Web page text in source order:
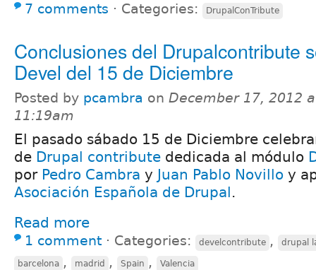
7 comments ⋅ Categories: DrupalConTribute
Conclusiones del Drupalcontribute
Devel del 15 de Diciembre
Posted by pcambra on December 17, 2012
11:19am
El pasado sábado 15 de Diciembre
de Drupal contribute dedicada al módulo
por Pedro Cambra y Juan Pablo Novillo y
Asociación Española de Drupal.
Read more
1 comment ⋅ Categories: develcontribute , drupal
barcelona , madrid , Spain , Valencia